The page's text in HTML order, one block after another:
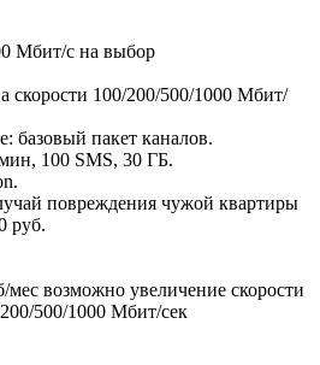
Мбит/с на выбор
100/200/500/1000 Мбит/
базовый пакет каналов.
100 SMS, 30 ГБ.
повреждения чужой квартиры
руб.
мес возможно увеличение скорости
500/1000 Мбит/сек